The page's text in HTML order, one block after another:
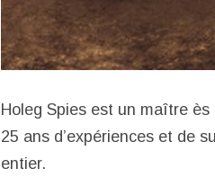
Holeg Spies est un maître
25 ans d’expériences et de
entier.